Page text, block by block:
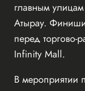
главным
Атырау.
перед торгово-
Infinity Mall.
В мероприятии